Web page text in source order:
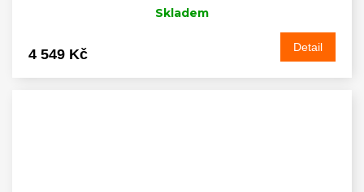
Skladem
4 549 Kč Detail